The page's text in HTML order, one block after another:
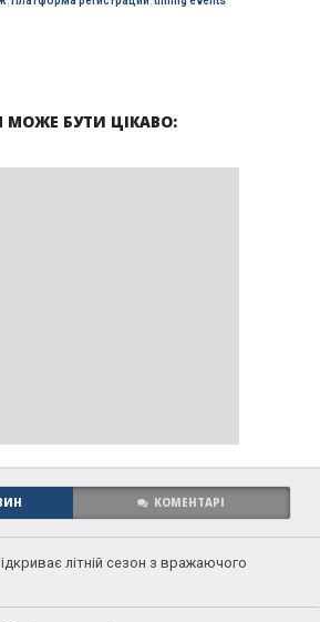
МОЖЕ БУТИ ЦІКАВО:
КОМЕНТАРІ
літній сезон з вражаючого